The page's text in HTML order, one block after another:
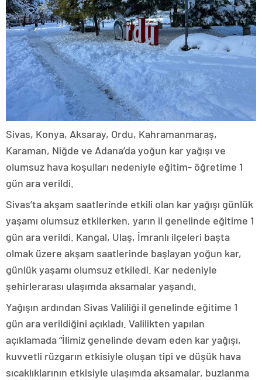
Sivas, Konya, Aksaray, Ordu, Kahramanmaraş,
Karaman, Niğde ve Adana’da yoğun kar yağışı ve
olumsuz hava koşulları nedeniyle eğitim- öğretime 1
gün ara verildi.
Sivas’ta akşam saatlerinde etkili olan kar yağışı günlük
yaşamı olumsuz etkilerken, yarın il genelinde eğitime 1
gün ara verildi. Kangal, Ulaş, İmranlı ilçeleri başta
olmak üzere akşam saatlerinde başlayan yoğun kar,
günlük yaşamı olumsuz etkiledi. Kar nedeniyle
şehirlerarası ulaşımda aksamalar yaşandı.
Yağışın ardından Sivas Valiliği il genelinde eğitime 1
gün ara verildiğini açıkladı. Valilikten yapılan
açıklamada “İlimiz genelinde devam eden kar yağışı,
kuvvetli rüzgarın etkisiyle oluşan tipi ve düşük hava
sıcaklıklarının etkisiyle ulaşımda aksamalar, buzlanma